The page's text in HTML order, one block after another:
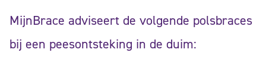
MijnBrace adviseert de volgende polsbraces
bij een peesontsteking in de duim: